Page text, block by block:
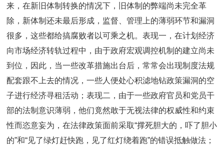
来，在新旧体制转换的情况下，旧体制的弊端尚未完全革
除，新体制还未最后形成，监督、管理上的薄弱环节和漏洞
很多，这些都给搞腐败者以可乘之机。表现一，在计划经济
向市场经济转轨过程中，由于政府宏观调控机制的建立尚未
到位，因此，当一些改革措施出台后，常常会出现制度法规
配套跟不上去的情况，一些人便处心积滤地钻政策漏洞的空
子进行经济寻租活动；表现二，由于一些政府官员和党员干
部的法制意识薄弱，他们竟然敢于无视法律的权威性和约束
性而恣意妄为，在法律政策面前采取“撑死胆大的，吓了胆小
的”和“见了绿灯赶快跑，见了红灯绕着跑”的错误抵触做法；